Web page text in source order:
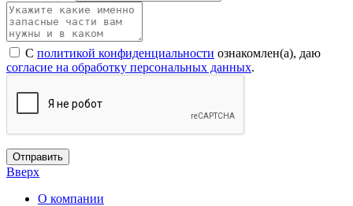
С политикой конфиденциальности ознакомлен(а), даю
согласие на обработку персональных данных.
Отправить
Вверх
О компании